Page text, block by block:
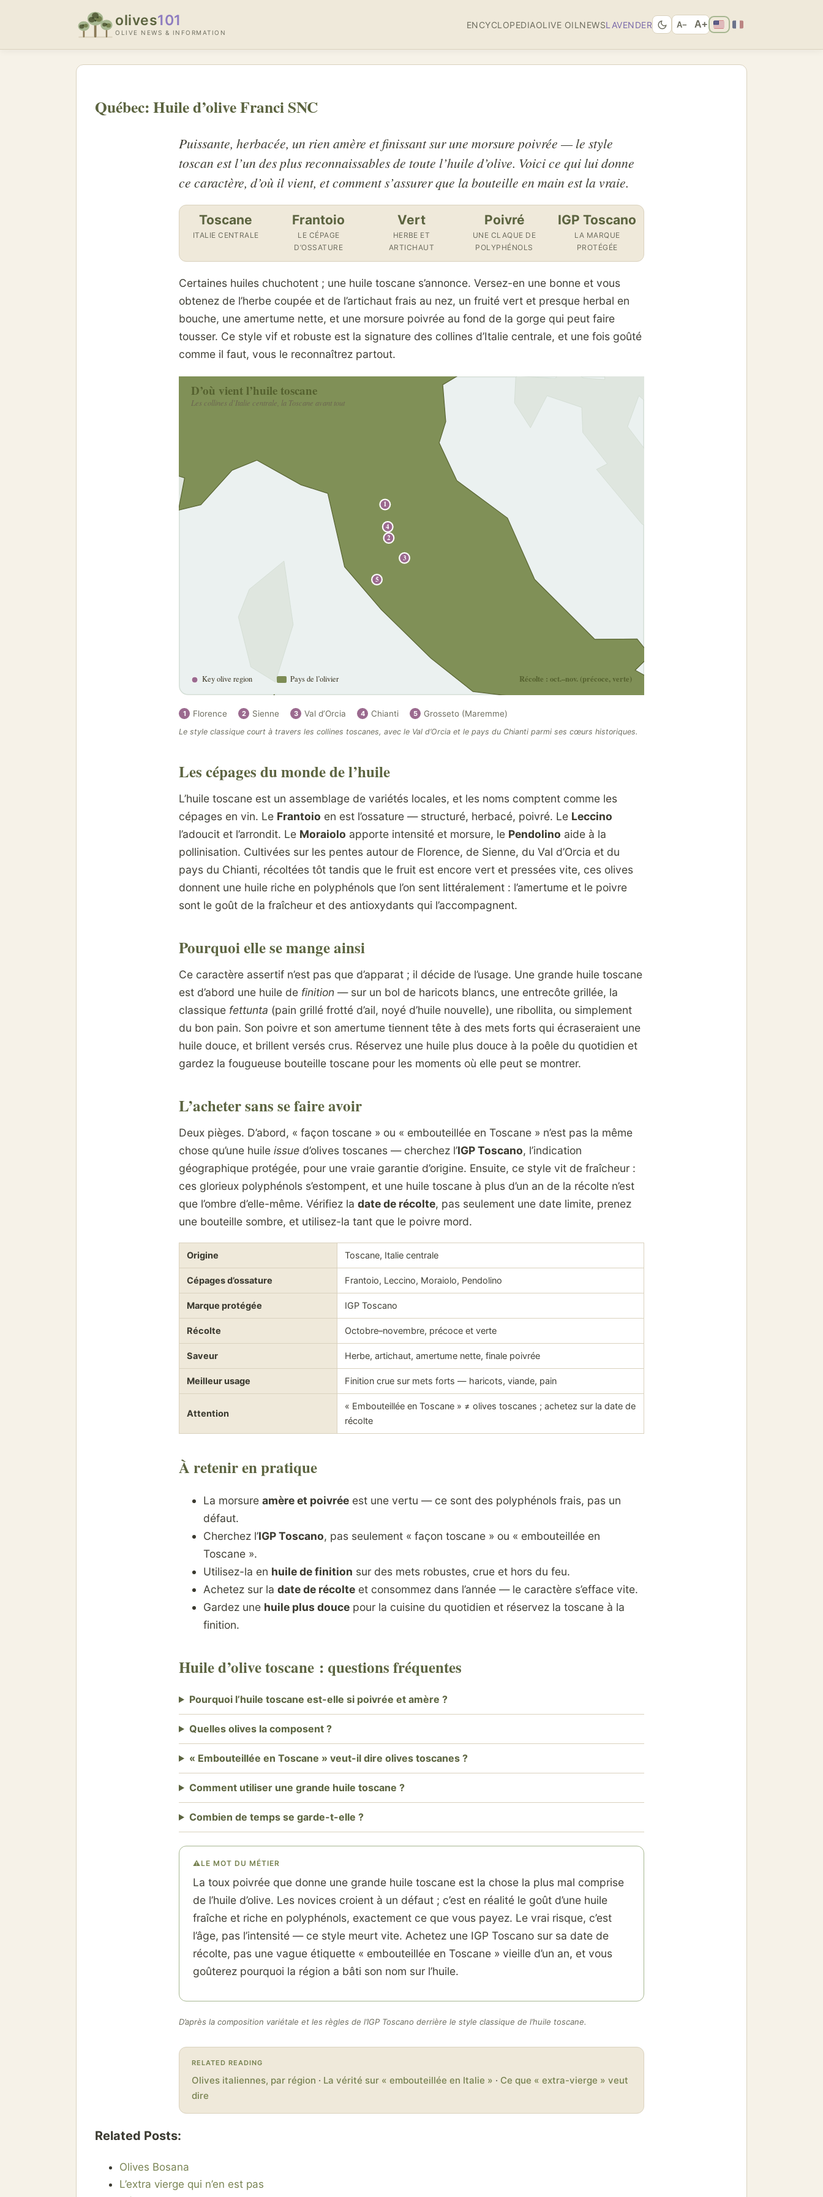
olives101
OLIVE NEWS & INFORMATION
ENCYCLOPEDIAOLIVE OIL NEWSLAVENDER A− A+
Québec: Huile d’olive Franci SNC
Puissante, herbacée, un rien amère et finissant sur une morsure poivrée — le style
toscan est l’un des plus reconnaissables de toute l’huile d’olive. Voici ce qui lui donne
ce caractère, d’où il vient, et comment s’assurer que la bouteille en main est la vraie.
Toscane
ITALIE CENTRALE
Frantoio
LE CÉPAGE
D’OSSATURE
Vert
HERBE ET
ARTICHAUT
Poivré
UNE CLAQUE DE
POLYPHÉNOLS
IGP Toscano
LA MARQUE
PROTÉGÉE
Certaines huiles chuchotent ; une huile toscane s’annonce. Versez-en une bonne et vous
obtenez de l’herbe coupée et de l’artichaut frais au nez, un fruité vert et presque herbal en
bouche, une amertume nette, et une morsure poivrée au fond de la gorge qui peut faire
tousser. Ce style vif et robuste est la signature des collines d’Italie centrale, et une fois goûté
comme il faut, vous le reconnaîtrez partout.
1
2
3
4
5
D’où vient l’huile toscane
Les collines d’Italie centrale, la Toscane avant tout
Key olive region Pays de l’olivier Récolte : oct.–nov. (précoce, verte)
1 Florence 2 Sienne 3 Val d’Orcia 4 Chianti 5 Grosseto (Maremme)
Le style classique court à travers les collines toscanes, avec le Val d’Orcia et le pays du Chianti parmi ses cœurs historiques.
Les cépages du monde de l’huile
L’huile toscane est un assemblage de variétés locales, et les noms comptent comme les
cépages en vin. Le Frantoio en est l’ossature — structuré, herbacé, poivré. Le Leccino
l’adoucit et l’arrondit. Le Moraiolo apporte intensité et morsure, le Pendolino aide à la
pollinisation. Cultivées sur les pentes autour de Florence, de Sienne, du Val d’Orcia et du
pays du Chianti, récoltées tôt tandis que le fruit est encore vert et pressées vite, ces olives
donnent une huile riche en polyphénols que l’on sent littéralement : l’amertume et le poivre
sont le goût de la fraîcheur et des antioxydants qui l’accompagnent.
Pourquoi elle se mange ainsi
Ce caractère assertif n’est pas que d’apparat ; il décide de l’usage. Une grande huile toscane
est d’abord une huile de finition — sur un bol de haricots blancs, une entrecôte grillée, la
classique fettunta (pain grillé frotté d’ail, noyé d’huile nouvelle), une ribollita, ou simplement
du bon pain. Son poivre et son amertume tiennent tête à des mets forts qui écraseraient une
huile douce, et brillent versés crus. Réservez une huile plus douce à la poêle du quotidien et
gardez la fougueuse bouteille toscane pour les moments où elle peut se montrer.
L’acheter sans se faire avoir
Deux pièges. D’abord, « façon toscane » ou « embouteillée en Toscane » n’est pas la même
chose qu’une huile issue d’olives toscanes — cherchez l’IGP Toscano, l’indication
géographique protégée, pour une vraie garantie d’origine. Ensuite, ce style vit de fraîcheur :
ces glorieux polyphénols s’estompent, et une huile toscane à plus d’un an de la récolte n’est
que l’ombre d’elle-même. Vérifiez la date de récolte, pas seulement une date limite, prenez
une bouteille sombre, et utilisez-la tant que le poivre mord.
Origine Toscane, Italie centrale
Cépages d’ossature Frantoio, Leccino, Moraiolo, Pendolino
Marque protégée IGP Toscano
Récolte Octobre–novembre, précoce et verte
Saveur Herbe, artichaut, amertume nette, finale poivrée
Meilleur usage Finition crue sur mets forts — haricots, viande, pain
Attention
« Embouteillée en Toscane » ≠ olives toscanes ; achetez sur la date de
récolte
À retenir en pratique
La morsure amère et poivrée est une vertu — ce sont des polyphénols frais, pas un
défaut.
Cherchez l’IGP Toscano, pas seulement « façon toscane » ou « embouteillée en
Toscane ».
Utilisez-la en huile de finition sur des mets robustes, crue et hors du feu.
Achetez sur la date de récolte et consommez dans l’année — le caractère s’efface vite.
Gardez une huile plus douce pour la cuisine du quotidien et réservez la toscane à la
finition.
Huile d’olive toscane : questions fréquentes
Pourquoi l’huile toscane est-elle si poivrée et amère ?
Quelles olives la composent ?
« Embouteillée en Toscane » veut-il dire olives toscanes ?
Comment utiliser une grande huile toscane ?
Combien de temps se garde-t-elle ?
⚠LE MOT DU MÉTIER
La toux poivrée que donne une grande huile toscane est la chose la plus mal comprise
de l’huile d’olive. Les novices croient à un défaut ; c’est en réalité le goût d’une huile
fraîche et riche en polyphénols, exactement ce que vous payez. Le vrai risque, c’est
l’âge, pas l’intensité — ce style meurt vite. Achetez une IGP Toscano sur sa date de
récolte, pas une vague étiquette « embouteillée en Toscane » vieille d’un an, et vous
goûterez pourquoi la région a bâti son nom sur l’huile.
D’après la composition variétale et les règles de l’IGP Toscano derrière le style classique de l’huile toscane.
RELATED READING
Olives italiennes, par région · La vérité sur « embouteillée en Italie » · Ce que « extra-vierge » veut
dire
Related Posts:
Olives Bosana
L’extra vierge qui n’en est pas